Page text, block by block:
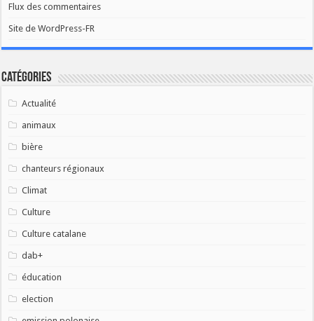
Flux des commentaires
Site de WordPress-FR
Catégories
Actualité
animaux
bière
chanteurs régionaux
Climat
Culture
Culture catalane
dab+
éducation
election